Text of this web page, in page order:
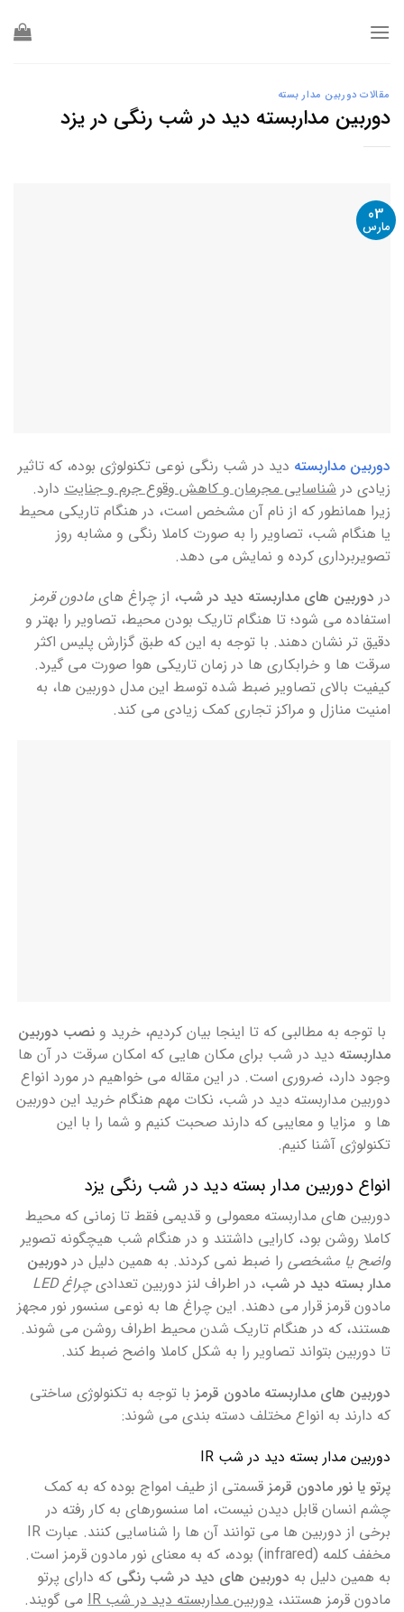
مقالات دوربین مدار بسته
دوربین مداربسته دید در شب رنگی در یزد
03
مارس
دوربین مداربسته دید در شب رنگی نوعی تکنولوژی بوده، که تاثیر
زیادی در شناسایی مجرمان و کاهش وقوع جرم و جنایت دارد‌.
زیرا همانطور که از نام آن مشخص است، در هنگام تاریکی محیط
یا هنگام شب، تصاویر را به صورت کاملا رنگی و مشابه روز
تصویربرداری کرده و نمایش می دهد.
در دوربین های مداربسته دید در شب، از چراغ های مادون قرمز
استفاده می شود؛ تا هنگام تاریک بودن محیط، تصاویر را بهتر و
دقیق تر نشان دهند. با توجه به این که طبق گزارش پلیس اکثر
سرقت ها و خرابکاری ها در زمان تاریکی هوا صورت می گیرد.
کیفیت بالای تصاویر ضبط شده توسط این مدل دوربین ها، به
امنیت منازل و مراکز تجاری کمک زیادی می کند.
با توجه به مطالبی که تا اینجا بیان کردیم، خرید و نصب دوربین
مداربسته دید در شب برای مکان هایی که امکان سرقت در آن ها
وجود دارد، ضروری است. در این مقاله می خواهیم در مورد انواع
دوربین مداربسته دید در شب، نکات مهم هنگام خرید این دوربین
ها و مزایا و معایبی که دارند صحبت کنیم و شما را با این
تکنولوژی آشنا کنیم.
انواع دوربین مدار بسته دید در شب رنگی یزد
دوربین های مداربسته معمولی و قدیمی فقط تا زمانی که محیط
کاملا روشن بود، کارایی داشتند و در هنگام شب هیچگونه تصویر
واضح یا مشخصی را ضبط نمی کردند. به همین دلیل در دوربین
مدار بسته دید در شب، در اطراف لنز دوربین تعدادیچراغ LED
مادون قرمز قرار می دهند. این چراغ ها به نوعی سنسور نور مجهز
هستند، که در هنگام تاریک شدن محیط اطراف روشن می شوند.
تا دوربین بتواند تصاویر را به شکل کاملا واضح ضبط کند.
دوربین های مداربسته مادون قرمز با توجه به تکنولوژی ساختی
که دارند به انواع مختلف دسته بندی می شوند:
دوربین مدار بسته دید در شب IR
پرتو یا نور مادون قرمز قسمتی از طیف امواج بوده که به کمک
چشم انسان قابل دیدن نیست، اما سنسورهای به کار رفته در
برخی از دوربین ها می توانند آن ها را شناسایی کنند. عبارت IR
مخفف کلمه (infrared) بوده، که به معنای نور مادون قرمز است.
به همین دلیل به دوربین های دید در شب رنگی که دارای پرتو
مادون قرمز هستند، دوربین مداربسته دید در شب IR
می‌ گویند.